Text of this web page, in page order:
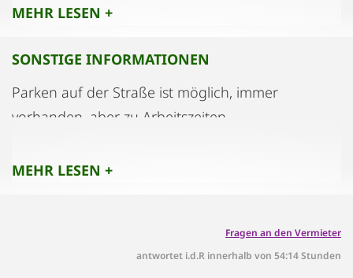
MEHR LESEN +
SONSTIGE INFORMATIONEN
Parken auf der Straße ist möglich, immer
vorhanden, aber zu Arbeitszeiten
Streetparking, fees apply.
MEHR LESEN +
Fragen an den Vermieter
antwortet i.d.R innerhalb von 54:14 Stunden